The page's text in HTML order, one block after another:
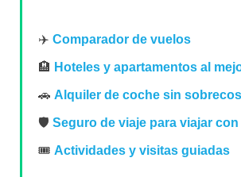
✈️ Comparador de vuelos
🏨 Hoteles y apartamentos al
🚗 Alquiler de coche sin
🛡️ Seguro de viaje para viajar
🎟️ Actividades y visitas guiadas